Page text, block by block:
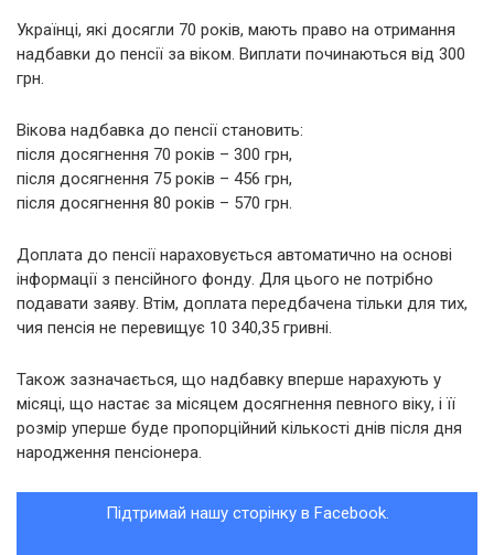
Українці, які досягли 70 років, мають право на отримання
надбавки до пенсії за віком. Виплати починаються від 300
грн.
Вікова надбавка до пенсії становить:
після досягнення 70 років – 300 грн,
після досягнення 75 років – 456 грн,
після досягнення 80 років – 570 грн.
Доплата до пенсії нараховується автоматично на основі
інформації з пенсійного фонду. Для цього не потрібно
подавати заяву. Втім, доплата передбачена тільки для тих,
чия пенсія не перевищує 10 340,35 гривні.
Також зазначається, що надбавку вперше нарахують у
місяці, що настає за місяцем досягнення певного віку, і її
розмір уперше буде пропорційний кількості днів після дня
народження пенсіонера.
Підтримай нашу сторінку в Facebook.